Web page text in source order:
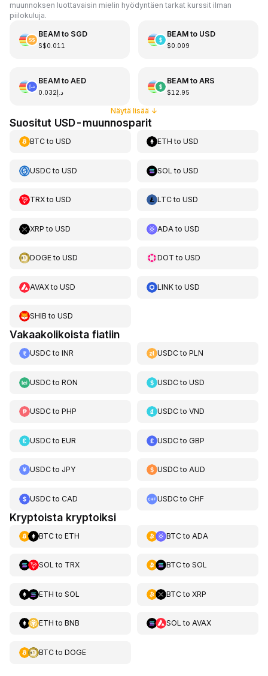
muunnoksen luottavaisin mielin hyödyntäen tarkat kurssit ilman
piilokuluja.
BEAMto SGD
S$0.011
BEAMto USD
$0.009
BEAMto AED
د.إ0.032
BEAMto ARS
$12.95
Näytä lisää ↓
Suositut USD-muunnosparit
BTCto USD ETH toUSD
USDCto USD SOL toUSD
TRXto USD LTCtoUSD
XRP to USD ADA toUSD
DOGEto USD DOT toUSD
AVAXto USD LINKtoUSD
SHIB to USD
Vakaakolikoista fiatiin
USDCto INR USDCtoPLN
USDCto RON USDCtoUSD
USDCto PHP USDCtoVND
USDCto EUR USDCtoGBP
USDCto JPY USDCtoAUD
USDCto CAD USDCtoCHF
Kryptoista kryptoiksi
BTCto ETH BTCto ADA
SOL to TRX BTCto SOL
ETH to SOL BTCto XRP
ETH to BNB SOL to AVAX
BTCto DOGE